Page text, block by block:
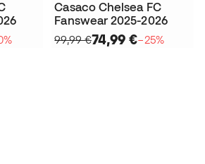
Casaco Chelsea FC
Fanswear 2025-2026
99,99 €74,99 €−25%